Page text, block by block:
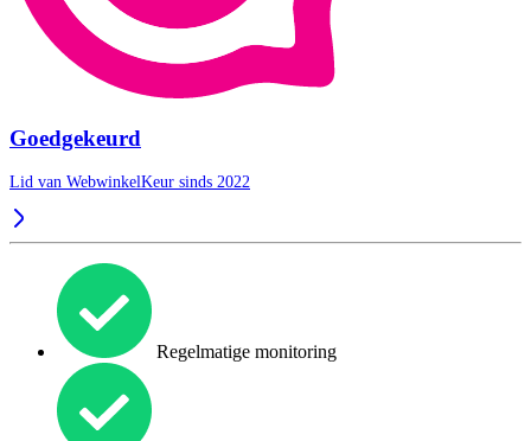
Goedgekeurd
Lid van WebwinkelKeur sinds 2022
Regelmatige monitoring